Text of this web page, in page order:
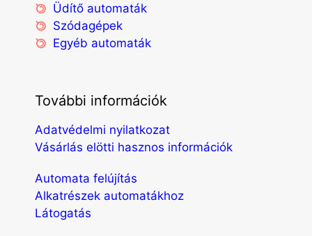
Üdítő automaták
Szódagépek
Egyéb automaták
További információk
Adatvédelmi nyilatkozat
Vásárlás elötti hasznos információk
Automata felújítás
Alkatrészek automatákhoz
Látogatás